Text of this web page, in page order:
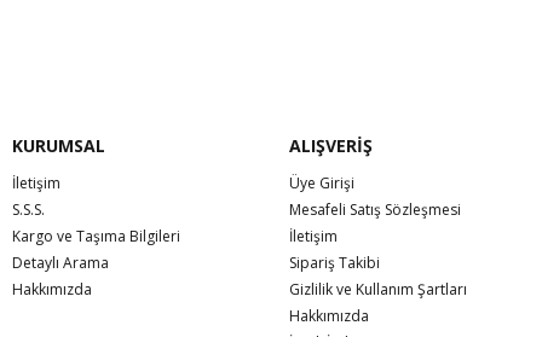
KURUMSAL
İletişim
S.S.S.
Kargo ve Taşıma Bilgileri
Detaylı Arama
Hakkımızda
ALIŞVERİŞ
Üye Girişi
Mesafeli Satış Sözleşmesi
İletişim
Sipariş Takibi
Gizlilik ve Kullanım Şartları
Hakkımızda